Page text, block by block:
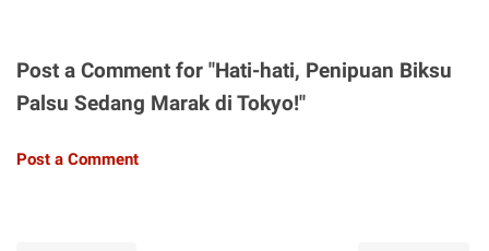
Post a Comment for "Hati-hati, Penipuan Biksu
Palsu Sedang Marak di Tokyo!"
Post a Comment